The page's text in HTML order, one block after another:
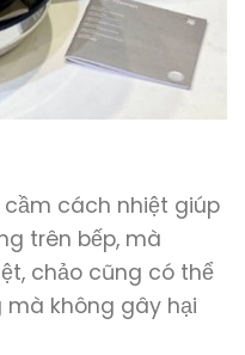
cầm cách nhiệt giúp
trên bếp, mà
chảo cũng có thể
không gây hại